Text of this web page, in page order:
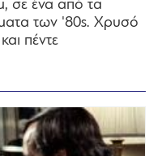
σε ένα από τα
των '80s. Χρυσό
πέντε